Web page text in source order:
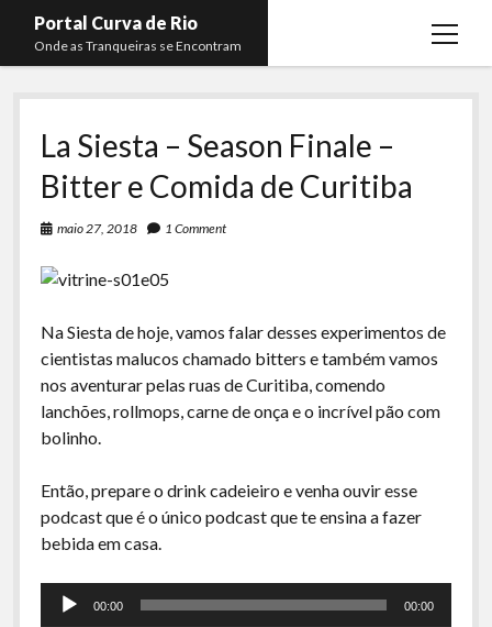
Portal Curva de Rio
Onde as Tranqueiras se Encontram
open
Podcasts open
Curva de Rio
Curva Belas Artes
Curva Classics
Boca do Lixo
Rachão na Beira do RIo
Arquivo CDR
A Ripa É a Lei
Especiais
Preliminares
Membros open
Almir Ribeiro
Felype Silva
Mateus Mantoan
Rafael Almeida
twitterfacebookinstagram
youtube
rss emailtelegram
La Siesta – Season Finale –
Bitter e Comida de Curitiba
maio 27, 2018 1 Comment
Na Siesta de hoje, vamos falar desses experimentos de
cientistas malucos chamado bitters e também vamos
nos aventurar pelas ruas de Curitiba, comendo
lanchões, rollmops, carne de onça e o incrível pão com
bolinho.
Então, prepare o drink cadeieiro e venha ouvir esse
podcast que é o único podcast que te ensina a fazer
bebida em casa.
Tocador
00:00 00:00